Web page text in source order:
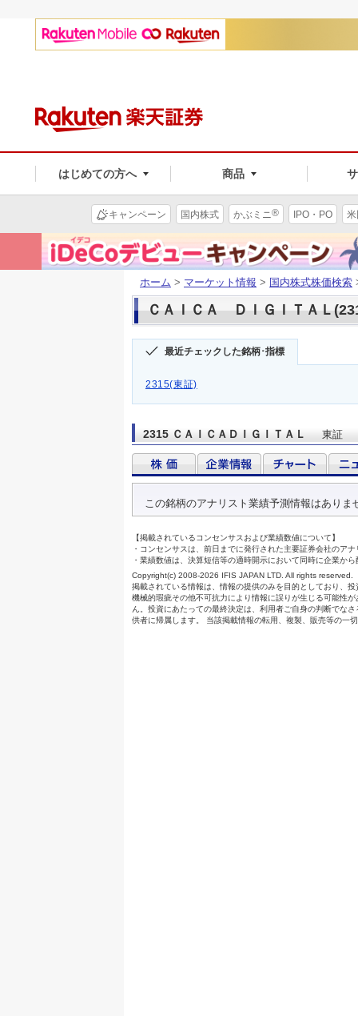
はじめての方へ 商品
キャンペーン 国内株式 かぶミニ® IPO・PO
ホーム > マーケット情報 > 国内株式株価検索
ＣＡＩＣＡ ＤＩＧＩＴＡＬ
最近チェックした銘柄･指標
2315(東証)
2315 ＣＡＩＣＡＤＩＧＩＴＡＬ 東証